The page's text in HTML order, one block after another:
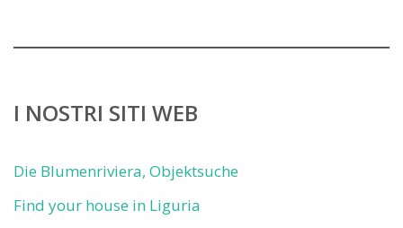
I NOSTRI SITI WEB
Die Blumenriviera, Objektsuche
Find your house in Liguria